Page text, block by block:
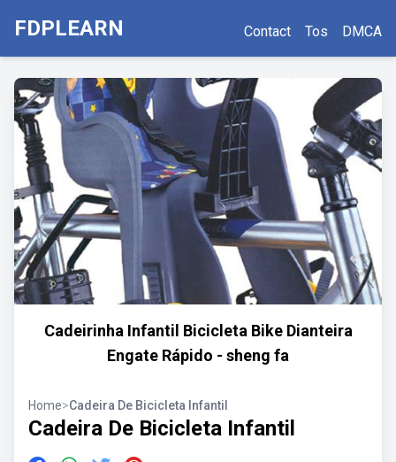
FDPLEARN Contact Tos DMCA
Cadeirinha Infantil Bicicleta Bike Dianteira
Engate Rápido - sheng fa
Home>Cadeira De Bicicleta Infantil
Cadeira De Bicicleta Infantil